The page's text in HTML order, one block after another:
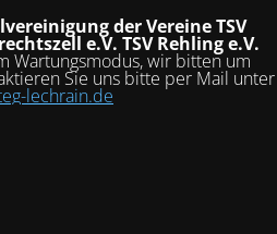
der VereineTSV
e.V. TSV Rehling e.V.
Wartungsmodus, wir bitten um
Sie uns bitte per Mail unter
lechrain.de